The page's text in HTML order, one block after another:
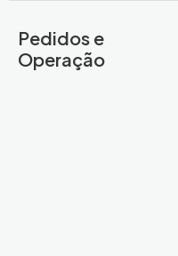
Pedidos e
Operação